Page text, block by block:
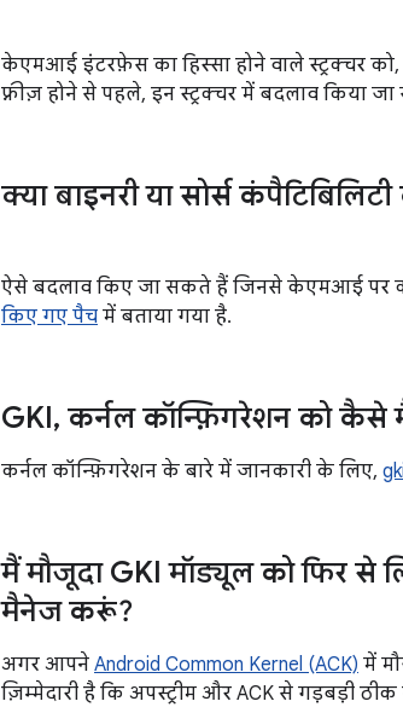
केएमआई इंटरफ़ेस का हिस्सा होने वाले स्ट्रक्चर
फ़्रीज़ होने से पहले, इन स्ट्रक्चर में बदलाव किया
क्या बाइनरी या सोर्स कंपैटिबिलिटी
ऐसे बदलाव किए जा सकते हैं जिनसे केएमआई पर
किए गए पैच में बताया गया है.
GKI, कर्नल कॉन्फ़िगरेशन को कैसे
कर्नल कॉन्फ़िगरेशन के बारे में जानकारी के लिए,
मैं मौजूदा GKI मॉड्यूल को फिर से
मैनेज करूं?
अगर आपने Android Common Kernel (ACK) में
ज़िम्मेदारी है कि अपस्ट्रीम और ACK से